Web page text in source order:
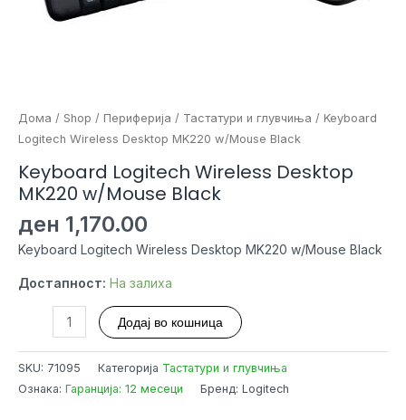
Дома / Shop / Периферија / Тастатури и глувчиња / Keyboard
Logitech Wireless Desktop MK220 w/Mouse Black
Keyboard Logitech Wireless Desktop
MK220 w/Mouse Black
ден 1,170.00
Keyboard Logitech Wireless Desktop MK220 w/Mouse Black
Достапност: На залиха
Keyboard
Logitech
Wireless
Додај во кошница
SKU: 71095 Категорија Тастатури и глувчиња
Ознака: Гаранција: 12 месеци Бренд: Logitech